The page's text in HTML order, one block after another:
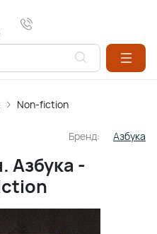
Non-fiction
Бренд: Азбука
Азбука -